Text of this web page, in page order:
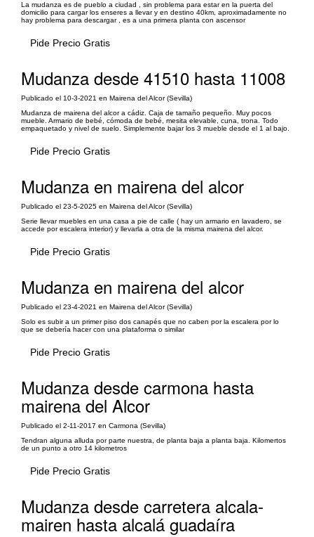
La mudanza es de pueblo a ciudad , sin problema para estar en la puerta del
domicilio para cargar los enseres a llevar y en destino 40km, aproximadamente no
hay problema para descargar , es a una primera planta con ascensor
Pide Precio Gratis
Mudanza desde 41510 hasta 11008
Publicado el 10-3-2021 en Mairena del Alcor (Sevilla)
Mudanza de mairena del alcor a cádiz. Caja de tamaño pequeño. Muy pocos
mueble. Armario de bebé, cómoda de bebé, mesita elevable, cuna, trona. Todo
empaquetado y nivel de suelo. Simplemente bajar los 3 mueble desde el 1 al bajo.
Pide Precio Gratis
Mudanza en mairena del alcor
Publicado el 23-5-2025 en Mairena del Alcor (Sevilla)
Serie llevar muebles en una casa a pie de calle ( hay un armario en lavadero, se
accede por escalera interior) y llevarla a otra de la misma mairena del alcor.
Pide Precio Gratis
Mudanza en mairena del alcor
Publicado el 23-4-2021 en Mairena del Alcor (Sevilla)
Solo es subir a un primer piso dos canapés que no caben por la escalera por lo
que se debería hacer con una plataforma o similar
Pide Precio Gratis
Mudanza desde carmona hasta
mairena del Alcor
Publicado el 2-11-2017 en Carmona (Sevilla)
Tendran alguna alluda por parte nuestra, de planta baja a planta baja. Kilomertos
de un punto a otro 14 kilometros
Pide Precio Gratis
Mudanza desde carretera alcala-
mairen hasta alcalá guadaíra